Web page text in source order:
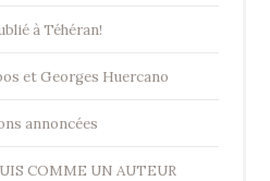
à Téhéran!
et Georges Huercano
annoncées
COMME UN AUTEUR